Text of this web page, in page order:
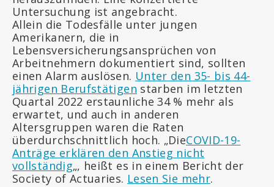
Untersuchung ist angebracht.
Allein die Todesfälle unter jungen
Amerikanern, die in
Lebensversicherungsansprüchen von
Arbeitnehmern dokumentiert sind, sollten
einen Alarm auslösen. Unter den 35- bis 44-
jährigen Berufstätigen starben im letzten
Quartal 2022 erstaunliche 34 % mehr als
erwartet, und auch in anderen
Altersgruppen waren die Raten
überdurchschnittlich hoch. „DieCOVID-19-
Anträge erklären den Anstieg nicht
vollständig„, heißt es in einem Bericht der
Society of Actuaries. Lesen Sie mehr.